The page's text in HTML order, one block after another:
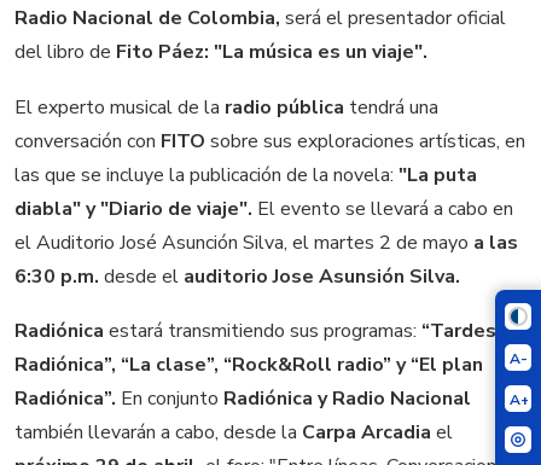
A-
A+
Radio Nacional de Colombia, será el presentador oficial
del libro de Fito Páez: "La música es un viaje".
El experto musical de la radio pública tendrá una
conversación con FITO sobre sus exploraciones artísticas, en
las que se incluye la publicación de la novela: "La puta
diabla" y "Diario de viaje". El evento se llevará a cabo en
el Auditorio José Asunción Silva, el martes 2 de mayo a las
6:30 p.m. desde el auditorio Jose Asunsión Silva.
Radiónica estará transmitiendo sus programas: “Tardes
Radiónica”, “La clase”, “Rock&Roll radio” y “El plan
Radiónica”. En conjunto Radiónica y Radio Nacional
también llevarán a cabo, desde la Carpa Arcadia el